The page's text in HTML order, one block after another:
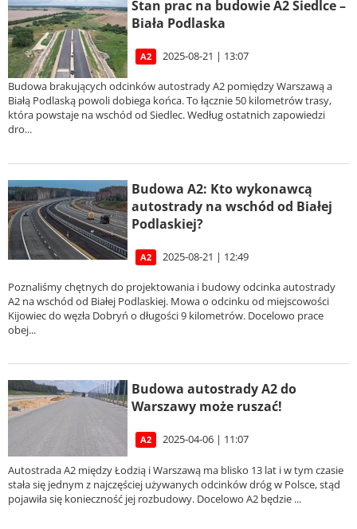
Stan prac na budowie A2 Siedlce –
Biała Podlaska
A2 2025-08-21 | 13:07
Budowa brakujących odcinków autostrady A2 pomiędzy Warszawą a
Białą Podlaską powoli dobiega końca. To łącznie 50 kilometrów trasy,
która powstaje na wschód od Siedlec. Według ostatnich zapowiedzi
dro...
Budowa A2: Kto wykonawcą
autostrady na wschód od Białej
Podlaskiej?
A2 2025-08-21 | 12:49
Poznaliśmy chętnych do projektowania i budowy odcinka autostrady
A2 na wschód od Białej Podlaskiej. Mowa o odcinku od miejscowości
Kijowiec do węzła Dobryń o długości 9 kilometrów. Docelowo prace
obej...
Budowa autostrady A2 do
Warszawy może ruszać!
A2 2025-04-06 | 11:07
Autostrada A2 między Łodzią i Warszawą ma blisko 13 lat i w tym czasie
stała się jednym z najczęściej używanych odcinków dróg w Polsce, stąd
pojawiła się konieczność jej rozbudowy. Docelowo A2 będzie ...